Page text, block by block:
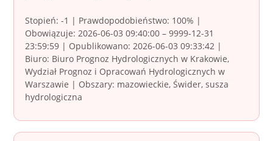
Stopień: -1 | Prawdopodobieństwo: 100% |
Obowiązuje: 2026-06-03 09:40:00 – 9999-12-31
23:59:59 | Opublikowano: 2026-06-03 09:33:42 |
Biuro: Biuro Prognoz Hydrologicznych w Krakowie,
Wydział Prognoz i Opracowań Hydrologicznych w
Warszawie | Obszary: mazowieckie, Świder, susza
hydrologiczna